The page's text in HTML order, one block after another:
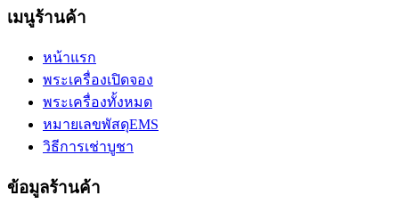
เมนูร้านค้า
หน้าแรก
พระเครื่องเปิดจอง
พระเครื่องทั้งหมด
หมายเลขพัสดุEMS
วิธีการเช่าบูชา
ข้อมูลร้านค้า